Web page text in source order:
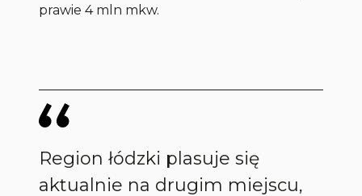
prawie 4 mln mkw.
Region łódzki plasuje się
aktualnie na drugim miejscu,